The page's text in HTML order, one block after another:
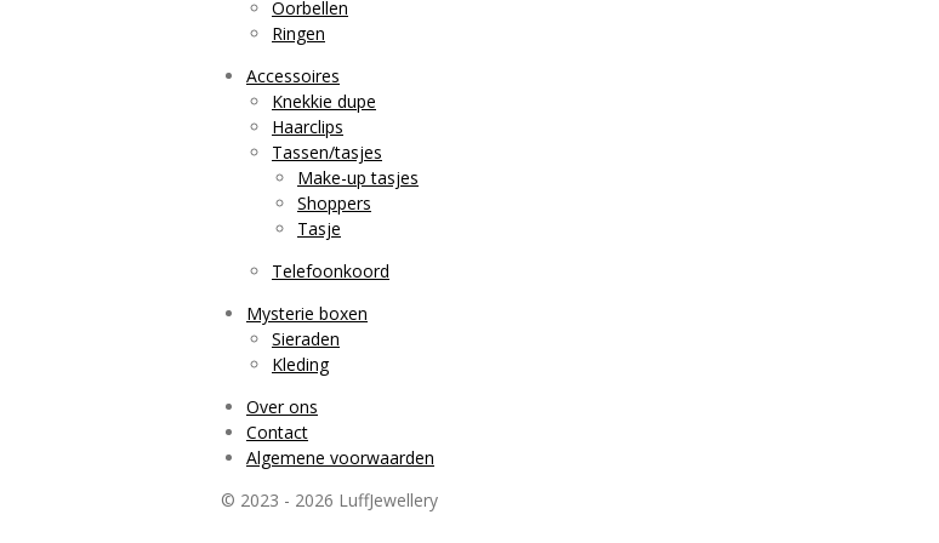
Oorbellen
Ringen
Accessoires
Knekkie dupe
Haarclips
Tassen/tasjes
Make-up tasjes
Shoppers
Tasje
Telefoonkoord
Mysterie boxen
Sieraden
Kleding
Over ons
Contact
Algemene voorwaarden
© 2023 - 2026 LuffJewellery